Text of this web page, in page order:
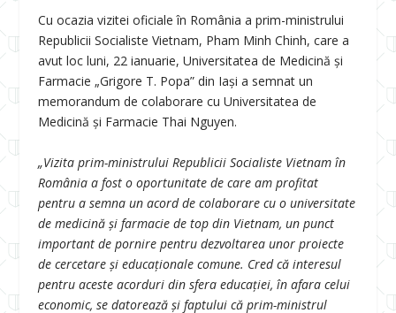
Cu ocazia vizitei oficiale în România a prim-ministrului
Republicii Socialiste Vietnam, Pham Minh Chinh, care a
avut loc luni, 22 ianuarie, Universitatea de Medicină și
Farmacie „Grigore T. Popa” din Iași a semnat un
memorandum de colaborare cu Universitatea de
Medicină și Farmacie Thai Nguyen.
„Vizita prim-ministrului Republicii Socialiste Vietnam în
România a fost o oportunitate de care am profitat
pentru a semna un acord de colaborare cu o universitate
de medicină și farmacie de top din Vietnam, un punct
important de pornire pentru dezvoltarea unor proiecte
de cercetare și educaționale comune. Cred că interesul
pentru aceste acorduri din sfera educației, în afara celui
economic, se datorează și faptului că prim-ministrul